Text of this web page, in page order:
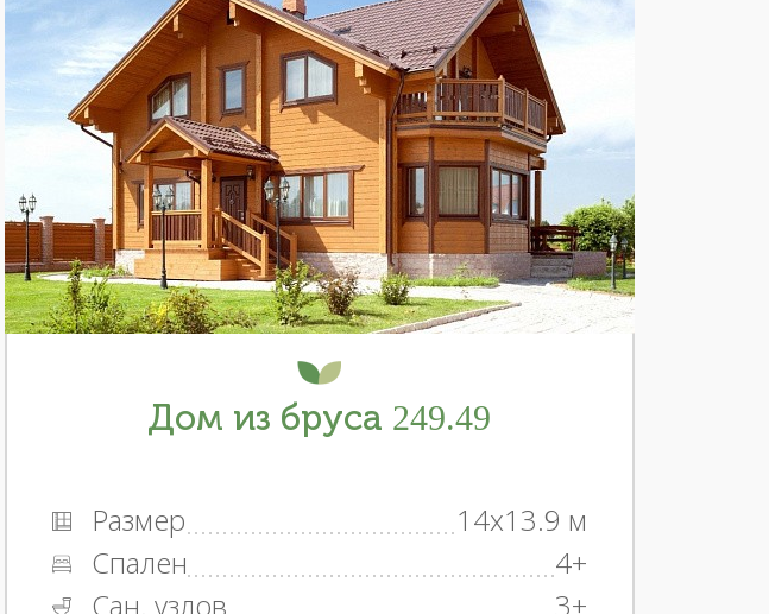
Дом из бруса 249.49
Размер
14x13.9 м
Спален
4+
Сан. узлов
3+